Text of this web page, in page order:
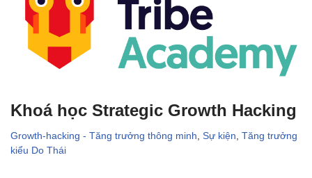
Khoá học Strategic Growth Hacking
Growth-hacking - Tăng trưởng thông minh Sự kiện Tăng trưởng
kiểu Do Thái